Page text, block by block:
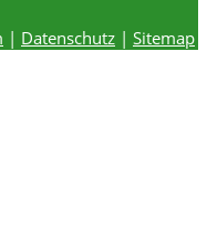
| Datenschutz | Sitemap